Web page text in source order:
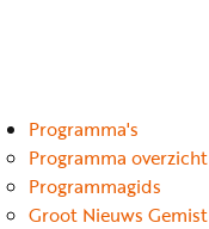
Programma's
Programma overzicht
Programmagids
Groot Nieuws Gemist
Podcasts
Muziek